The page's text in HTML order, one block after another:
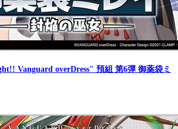
Vanguard overDress" 預組 第6彈 御薬袋ミ